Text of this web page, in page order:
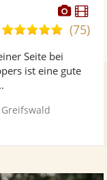
4,9
5
Sternen
(75)
Seite bei
ist eine gute